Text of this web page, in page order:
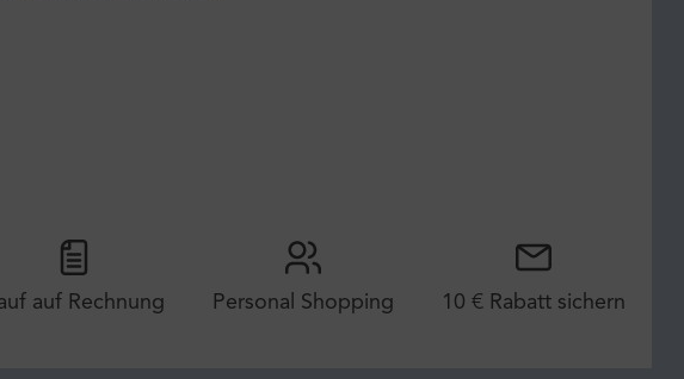
auf Rechnung Personal Shopping 10 € Rabatt sichern